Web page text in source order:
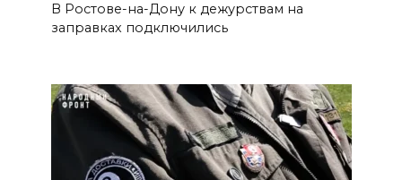
В Ростове-на-Дону к дежурствам на
заправках подключились